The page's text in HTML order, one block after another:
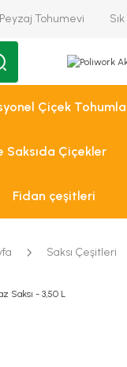
Peyzaj Tohumevi
Çiçek
Saksıda Çiçekler
Fidan çeşitleri
Saksı Çeşitleri